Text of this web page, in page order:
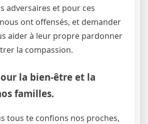
adversaires et pour ces
ont offensés, et demander
aider à leur propre pardonner
la compassion.
la bien-être et la
familles.
tous te confions nos proches,